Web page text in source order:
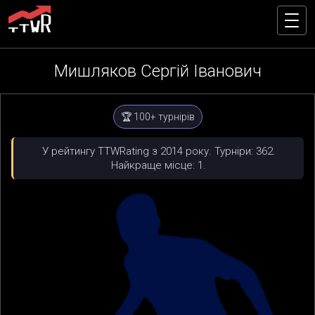
Мишляков Сергій Іванович
🏆 100+ турнірів
У рейтингу TTWRating з 2014 року. Турніри: 362.
Найкраще місце: 1.